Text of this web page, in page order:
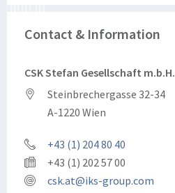
Contact & Information
CSK Stefan Gesellschaft m.b.H.
Steinbrechergasse 32-34
A-1220 Wien
+43 (1) 204 80 40
+43 (1) 202 57 00
csk.at@iks-group.com